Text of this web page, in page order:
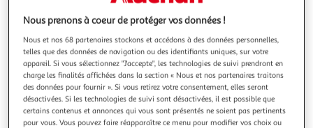
Nous prenons à coeur de protéger vos données !
Nous et nos 68 partenaires stockons et accédons à des données personnelles,
telles que des données de navigation ou des identifiants uniques, sur votre
appareil. Si vous sélectionnez "J'accepte", les technologies de suivi prendront en
charge les finalités affichées dans la section « Nous et nos partenaires traitons
des données pour fournir ». Si vous retirez votre consentement, elles seront
désactivées. Si les technologies de suivi sont désactivées, il est possible que
certains contenus et annonces qui vous sont présentés ne soient pas pertinents
pour vous. Vous pouvez faire réapparaître ce menu pour modifier vos choix ou